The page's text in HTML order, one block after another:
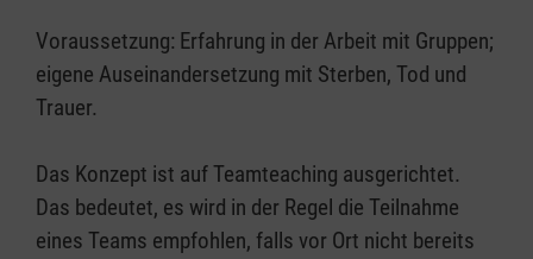
Voraussetzung: Erfahrung in der Arbeit mit Gruppen;
eigene Auseinandersetzung mit Sterben, Tod und
Trauer.
Das Konzept ist auf Teamteaching ausgerichtet.
Das bedeutet, es wird in der Regel die Teilnahme
eines Teams empfohlen, falls vor Ort nicht bereits